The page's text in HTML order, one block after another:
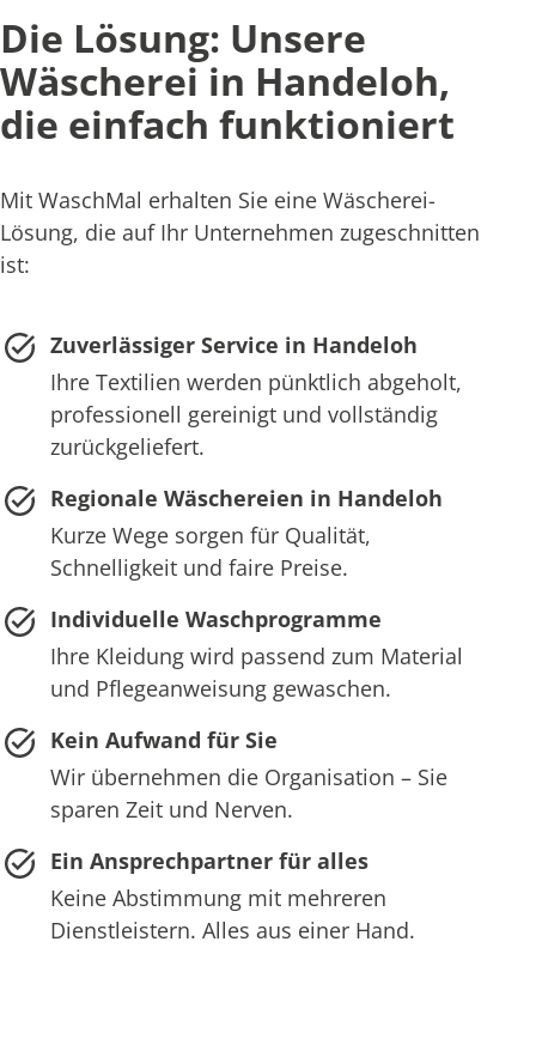
Die Lösung: Unsere
Wäscherei in Handeloh,
die einfach funktioniert
Mit WaschMal erhalten Sie eine Wäscherei-
Lösung, die auf Ihr Unternehmen zugeschnitten
ist:
Zuverlässiger Service in Handeloh
Ihre Textilien werden pünktlich abgeholt,
professionell gereinigt und vollständig
zurückgeliefert.
Regionale Wäschereien in Handeloh
Kurze Wege sorgen für Qualität,
Schnelligkeit und faire Preise.
Individuelle Waschprogramme
Ihre Kleidung wird passend zum Material
und Pflegeanweisung gewaschen.
Kein Aufwand für Sie
Wir übernehmen die Organisation – Sie
sparen Zeit und Nerven.
Ein Ansprechpartner für alles
Keine Abstimmung mit mehreren
Dienstleistern. Alles aus einer Hand.